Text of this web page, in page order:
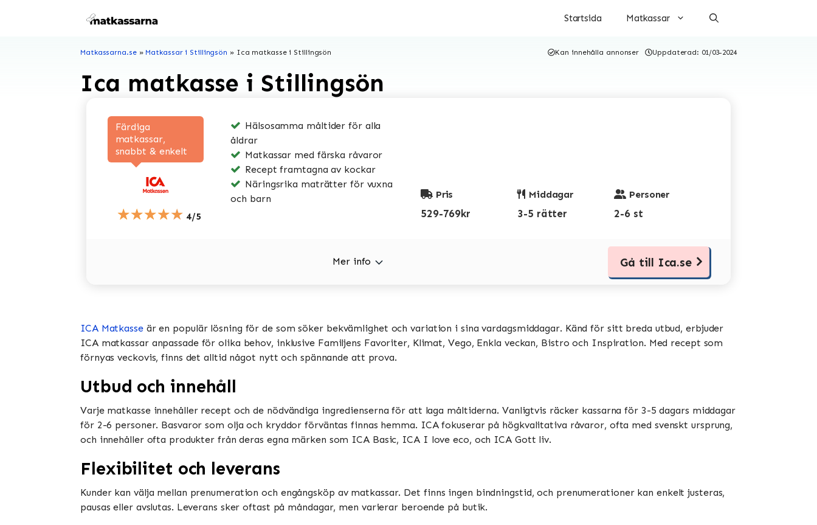
Startsida Matkassar
Matkassarna.se» Matkassar i Stillingsön » Ica matkasse i Stillingsön Kan innehålla annonser Uppdaterad: 01/03-2024
Ica matkasse i Stillingsön
Färdiga
matkassar,
snabbt & enkelt
★★★★★ 4/5
Hälsosamma måltider för alla
åldrar
Matkassar med färska råvaror
Recept framtagna av kockar
Näringsrika maträtter för vuxna
och barn
Pris
529-769kr
Middagar
3-5 rätter
Personer
2-6 st
Mer info Gå till Ica.se
ICA Matkasseär en populär lösning för de som söker bekvämlighet och variation i sina vardagsmiddagar. Känd för sitt breda utbud, erbjuder
ICA matkassar anpassade för olika behov, inklusive Familjens Favoriter, Klimat, Vego, Enkla veckan, Bistro och Inspiration​​​​. Med recept som
förnyas veckovis, finns det alltid något nytt och spännande att prova​​.
Utbud och innehåll
Varje matkasse innehåller recept och de nödvändiga ingredienserna för att laga måltiderna. Vanligtvis räcker kassarna för 3-5 dagars middagar
för 2-6 personer. Basvaror som olja och kryddor förväntas finnas hemma​​. ICA fokuserar på högkvalitativa råvaror, ofta med svenskt ursprung,
och innehåller ofta produkter från deras egna märken som ICA Basic, ICA I love eco, och ICA Gott liv​​.
Flexibilitet och leverans
Kunder kan välja mellan prenumeration och engångsköp av matkassar. Det finns ingen bindningstid, och prenumerationer kan enkelt justeras,
pausas eller avslutas. Leverans sker oftast på måndagar, men varierar beroende på butik​​​​.